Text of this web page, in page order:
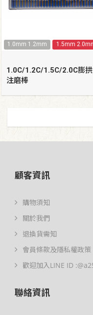
1.0mm 1.2mm 1.5mm
1.0C/1.2C/1.5C/2.0C膨
注磨棒
顧客資訊
購物須知
關於我們
退換貨需知
會員條款及隱私權政策
歡迎加入LINE ID
聯絡資訊